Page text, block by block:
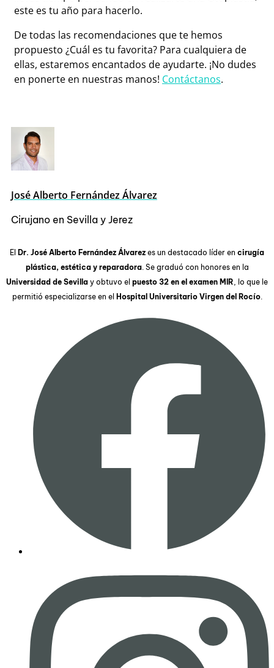
este es tu año para hacerlo.
De todas las recomendaciones que te hemos
propuesto ¿Cuál es tu favorita? Para cualquiera de
ellas, estaremos encantados de ayudarte. ¡No dudes
en ponerte en nuestras manos! Contáctanos.
José Alberto Fernández Álvarez
Cirujano en Sevilla y Jerez
El Dr. José Alberto Fernández Álvarez es un destacado líder en cirugía
plástica, estética y reparadora. Se graduó con honores en la
Universidad de Sevilla y obtuvo el puesto 32 en el examen MIR , lo que le
permitió especializarse en el Hospital Universitario Virgen del Rocío.